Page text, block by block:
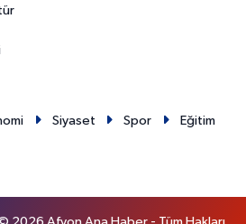
Siyaset Spor
Eğitim
2026 Afyon Ana Haber - Tüm Hakları